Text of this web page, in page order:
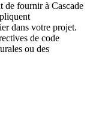
de fournir à Cascade
dans votre projet.
de code
ou des